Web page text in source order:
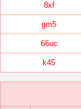
8xf
gm5
66uc
k45